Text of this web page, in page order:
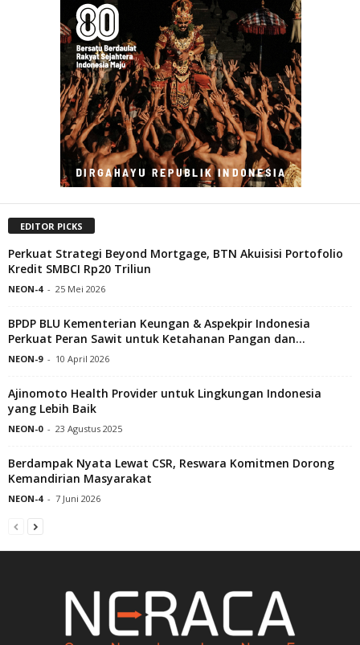
EDITOR PICKS
Perkuat Strategi Beyond Mortgage, BTN Akuisisi Portofolio
Kredit SMBCI Rp20 Triliun
NEON-4 - 25 Mei 2026
BPDP BLU Kementerian Keungan & Aspekpir Indonesia
Perkuat Peran Sawit untuk Ketahanan Pangan dan...
NEON-9 - 10 April 2026
Ajinomoto Health Provider untuk Lingkungan Indonesia
yang Lebih Baik
NEON-0 - 23 Agustus 2025
Berdampak Nyata Lewat CSR, Reswara Komitmen Dorong
Kemandirian Masyarakat
NEON-4 - 7 Juni 2026